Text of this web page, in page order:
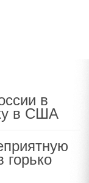
в
в США
горько